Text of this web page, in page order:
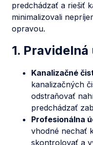
predchádzať a riešiť
minimalizovali
opravou.
1.
Kanalizačné
kanalizačných
odstraňovať
predchádzať
Profesionálna
vhodné nechať
skontrolovať a